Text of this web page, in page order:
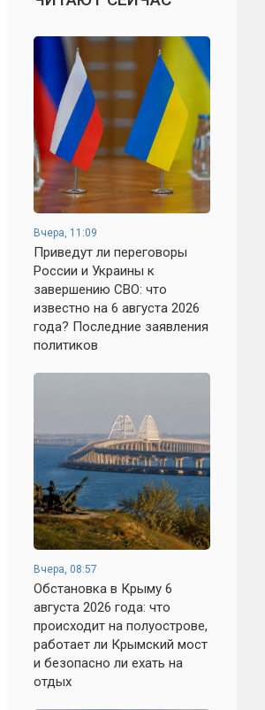
Москву 6 августа
Вчера, 11:09
Приведут ли переговоры
России и Украины к
завершению СВО: что
известно на 6 августа 2026
года? Последние заявления
политиков
Вчера, 08:57
Обстановка в Крыму 6
августа 2026 года: что
происходит на полуострове,
работает ли Крымский мост
и безопасно ли ехать на
отдых